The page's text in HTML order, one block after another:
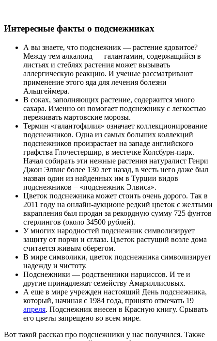
Интересные факты о подснежниках
А вы знаете, что подснежник — растение ядовитое?
Между тем алкалоид — галантамин, содержащийся в
листьях и стеблях растения может вызывать
аллергическую реакцию. И ученые рассматривают
применение этого яда для лечения болезни
Альцгеймера.
В соках, заполняющих растение, содержится много
сахара. Именно он помогает подснежнику с легкостью
переживать мартовские морозы.
Термин «галантофилия» означает коллекционирование
подснежников. Одна из самых больших коллекций
подснежников произрастает на западе английского
графства Глочестершир, в местечке Колсбурн-парк.
Начал собирать эти нежные растения натуралист Генри
Джон Элвис более 130 лет назад, в честь него даже был
назван один из найденных им в Турции видов
подснежников – «подснежник Элвиса».
Цветок подснежника может стоить очень дорого. Так в
2011 году на онлайн-аукционе редкий цветок с желтыми
вкрапления был продан за рекордную сумму 725 фунтов
стерлингов (около 34500 рублей).
У многих народностей подснежник символизирует
защиту от порчи и сглаза. Цветок растущий возле дома
считается живым оберегом.
В мире символики, цветок подснежника символизирует
надежду и чистоту.
Подснежники — родственники нарциссов. И те и
другие принадлежат семейству Амариллисовых.
А еще в мире учрежден настоящий День подснежника,
который, начиная с 1984 года, принято отмечать 19
апреля. Подснежник внесен в Красную книгу. Срывать
его цветы запрещено во всем мире.
Вот такой рассказ про подснежники у нас получился. Также